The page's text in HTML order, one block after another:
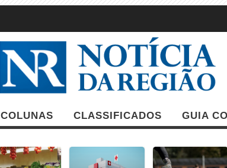
COLUNAS CLASSIFICADOS GUIA